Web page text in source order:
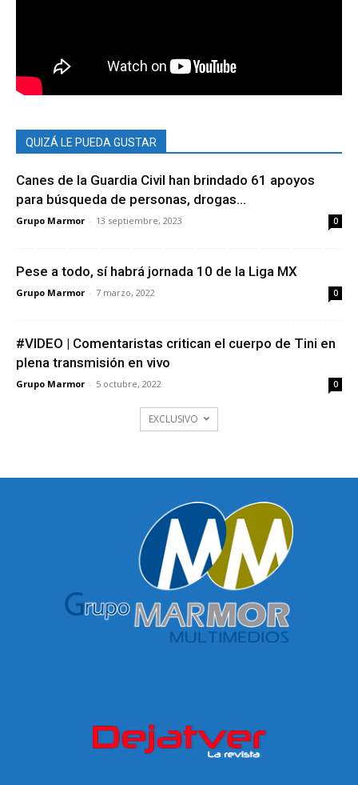
QUIZÁ LE PUEDA GUSTAR
Canes de la Guardia Civil han brindado 61 apoyos
para búsqueda de personas, drogas...
Grupo Marmor - 13 septiembre, 2023 0
Pese a todo, sí habrá jornada 10 de la Liga MX
Grupo Marmor - 7 marzo, 2022 0
#VIDEO | Comentaristas critican el cuerpo de Tini en
plena transmisión en vivo
Grupo Marmor - 5 octubre, 2022 0
EXCLUSIVO